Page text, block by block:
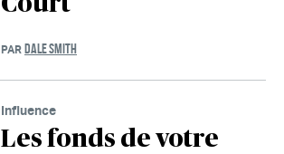
PAR DALE SMITH
Influence
Les fonds de votre